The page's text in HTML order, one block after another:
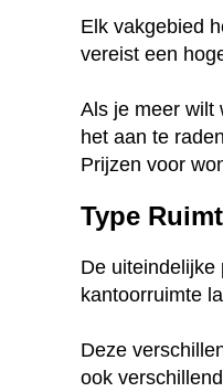
Elk vakgebied
vereist een
Als je meer wilt
het aan te
Prijzen voor
Type
De uiteindelijke
kantoorruimte
Deze
ook